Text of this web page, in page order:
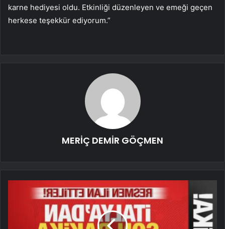
karne hediyesi oldu. Etkinliği düzenleyen ve emeği geçen
herkese teşekkür ediyorum.”
MERİÇ DEMİR GÖÇMEN